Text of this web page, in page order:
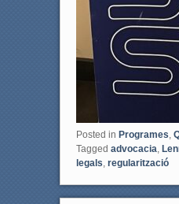
Posted in Programes
Tagged advocacia
legals regularització